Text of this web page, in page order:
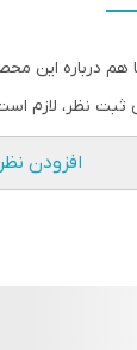
هم درباره این
ثبت نظر، لازم
افزودن نظر